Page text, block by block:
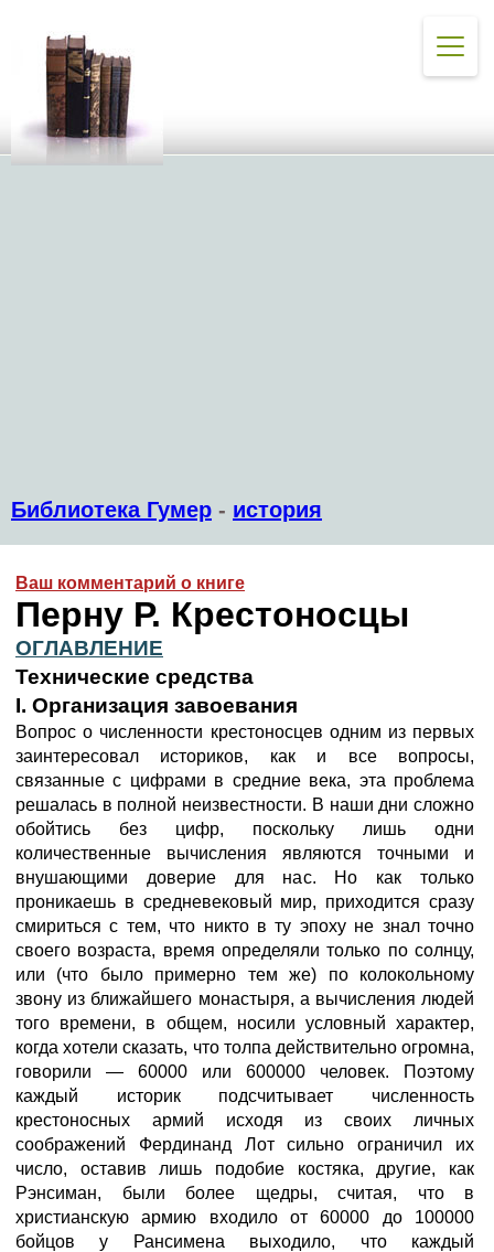
Библиотека Гумер - история
Ваш комментарий о книге
Перну Р. Крестоносцы
ОГЛАВЛЕНИЕ
Технические средства
I. Организация завоевания
Вопрос о численности крестоносцев одним из первых
заинтересовал историков, как и все вопросы,
связанные с цифрами в средние века, эта проблема
решалась в полной неизвестности. В наши дни сложно
обойтись без цифр, поскольку лишь одни
количественные вычисления являются точными и
внушающими доверие для нас. Но как только
проникаешь в средневековый мир, приходится сразу
смириться с тем, что никто в ту эпоху не знал точно
своего возраста, время определяли только по солнцу,
или (что было примерно тем же) по колокольному
звону из ближайшего монастыря, а вычисления людей
того времени, в общем, носили условный характер,
когда хотели сказать, что толпа действительно огромна,
говорили — 60000 или 600000 человек. Поэтому
каждый историк подсчитывает численность
крестоносных армий исходя из своих личных
соображений Фердинанд Лот сильно ограничил их
число, оставив лишь подобие костяка, другие, как
Рэнсиман, были более щедры, считая, что в
христианскую армию входило от 60000 до 100000
бойцов у Рансимена выходило, что каждый